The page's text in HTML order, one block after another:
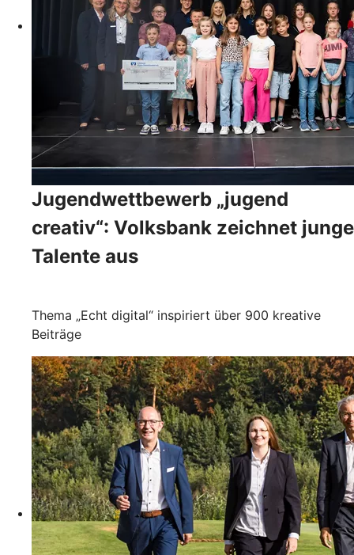
Jugendwettbewerb „jugend
creativ“: Volksbank zeichnet junge
Talente aus
Thema „Echt digital“ inspiriert über 900 kreative
Beiträge